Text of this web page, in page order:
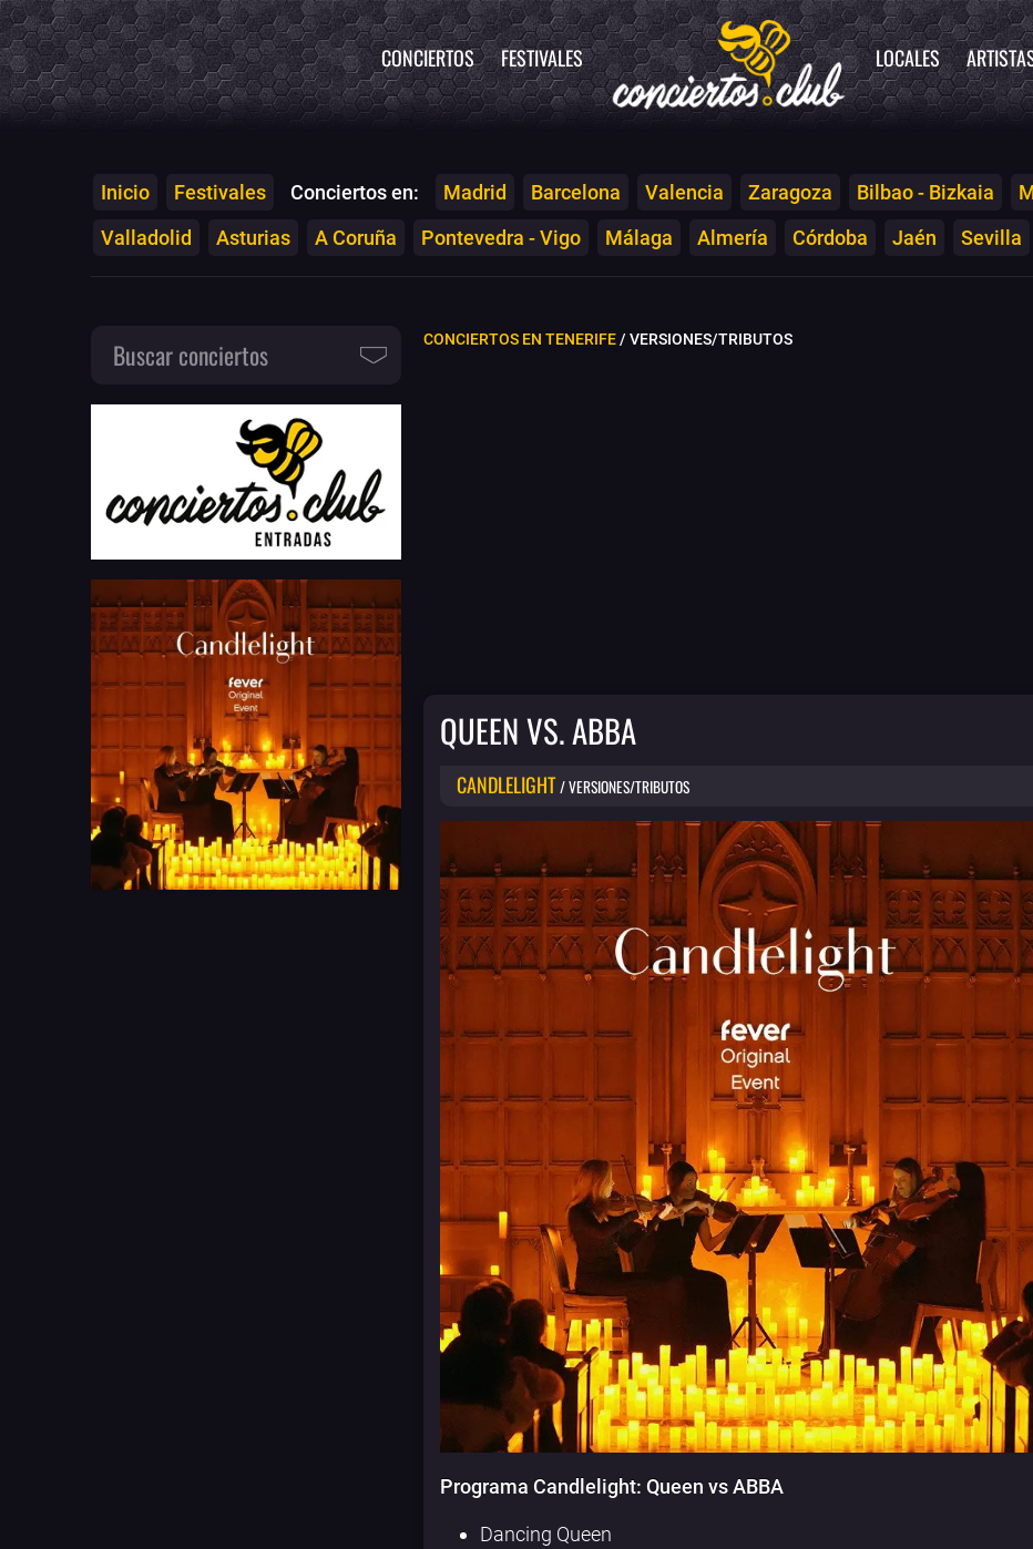
CONCIERTOS FESTIVALES LOCALES
Inicio Festivales Conciertos en: Madrid Barcelona Valencia Zaragoza Bilbao - Bizkaia
Valladolid
Asturias A Coruña Pontevedra - Vigo Málaga Almería Córdoba Jaén Sevilla
CONCIERTOS EN TENERIFE/ VERSIONES/TRIBUTOS
QUEEN VS. ABBA
CANDLELIGHT / VERSIONES/TRIBUTOS
Programa Candlelight: Queen vs ABBA
Dancing Queen
Buscar conciertos